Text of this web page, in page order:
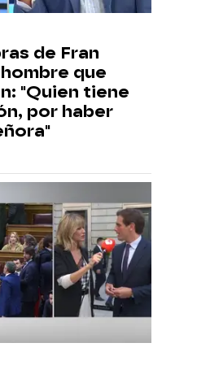
de Fran
que
"Quien tiene
por haber